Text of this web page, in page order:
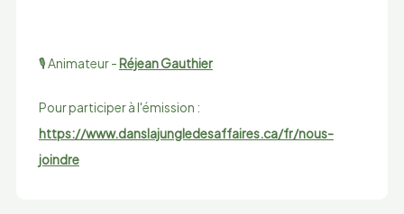
🎙️ Animateur - Réjean Gauthier
Pour participer à l'émission :
https://www.danslajungledesaffaires.ca/fr/nous-
joindre